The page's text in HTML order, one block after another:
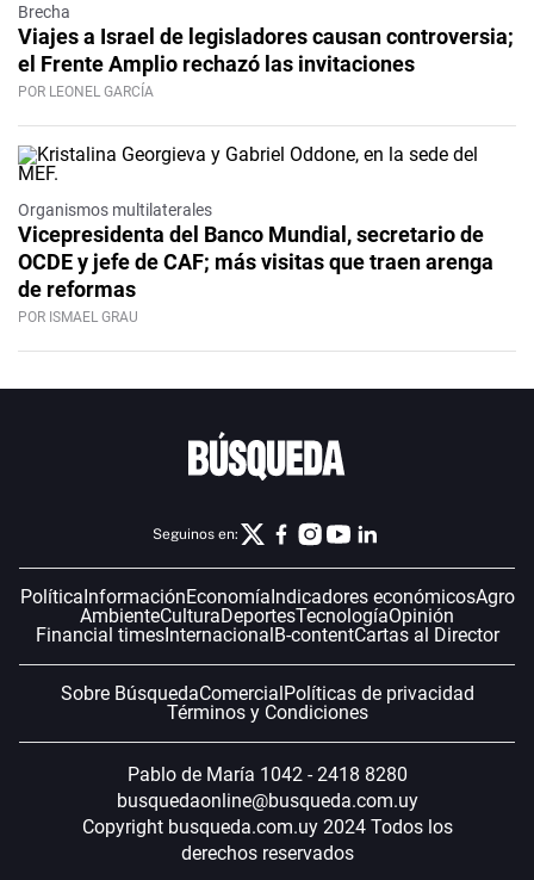
Brecha
Viajes a Israel de legisladores causan controversia;
el Frente Amplio rechazó las invitaciones
POR LEONEL GARCÍA
Organismos multilaterales
Vicepresidenta del Banco Mundial, secretario de
OCDE y jefe de CAF; más visitas que traen arenga
de reformas
POR ISMAEL GRAU
Seguinos en:
PolíticaInformaciónEconomíaIndicadores económicosAgro
AmbienteCulturaDeportesTecnologíaOpinión
Financial timesInternacionalB-contentCartas al Director
Sobre BúsquedaComercialPolíticas de privacidad
Términos y Condiciones
Pablo de María 1042 - 2418 8280
busquedaonline@busqueda.com.uy
Copyright busqueda.com.uy 2024 Todos los
derechos reservados